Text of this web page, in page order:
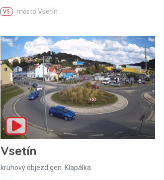
VS město Vsetín
Vsetín
kruhový objezd gen. Klapálka